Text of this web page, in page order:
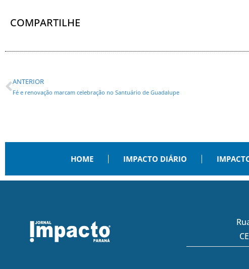
COMPARTILHE
ANTERIOR
Fé e renovação marcam celebração no Santuário de Guadalupe
HOME IMPACTO DIÁRIO